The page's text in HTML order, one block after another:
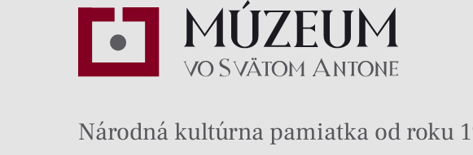
Národná kultúrna pamiatka od roku